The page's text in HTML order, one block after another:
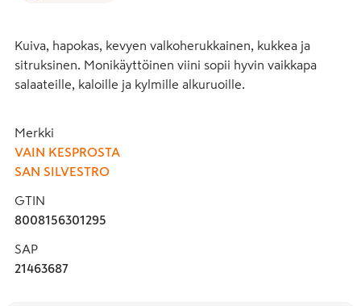
Kuiva, hapokas, kevyen valkoherukkainen, kukkea ja
sitruksinen. Monikäyttöinen viini sopii hyvin vaikkapa
salaateille, kaloille ja kylmille alkuruoille.
Merkki
VAIN KESPROSTA
SAN SILVESTRO
GTIN
8008156301295
SAP
21463687